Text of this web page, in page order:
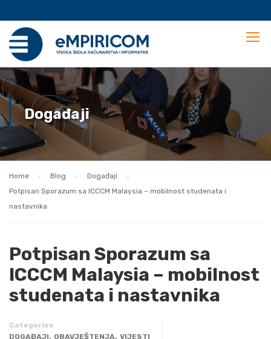
Događaji
Home Blog
Događaji
Potpisan Sporazum sa ICCCM Malaysia – mobilnost studenata i
nastavnika
Potpisan Sporazum sa
ICCCM Malaysia – mobilnost
studenata i nastavnika
Categories
DOGAĐAJI, OBAVJEŠTENJA, VIJESTI